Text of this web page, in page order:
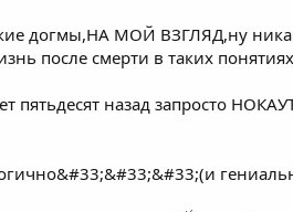
догмы,НА МОЙ ВЗГЛЯД,ну
после смерти в таких
пятьдесят назад запросто